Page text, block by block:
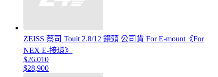
ZEISS 蔡司 Touit 2.8/12 鏡頭 公司貨 For E-mount《For
NEX E-接環》
$26,010
$28,900